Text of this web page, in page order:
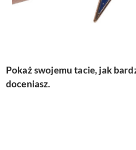
Pokaż swojemu tacie, jak
doceniasz.